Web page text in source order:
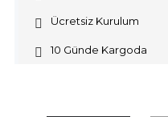
Ücretsiz Kurulum
10 Günde Kargoda